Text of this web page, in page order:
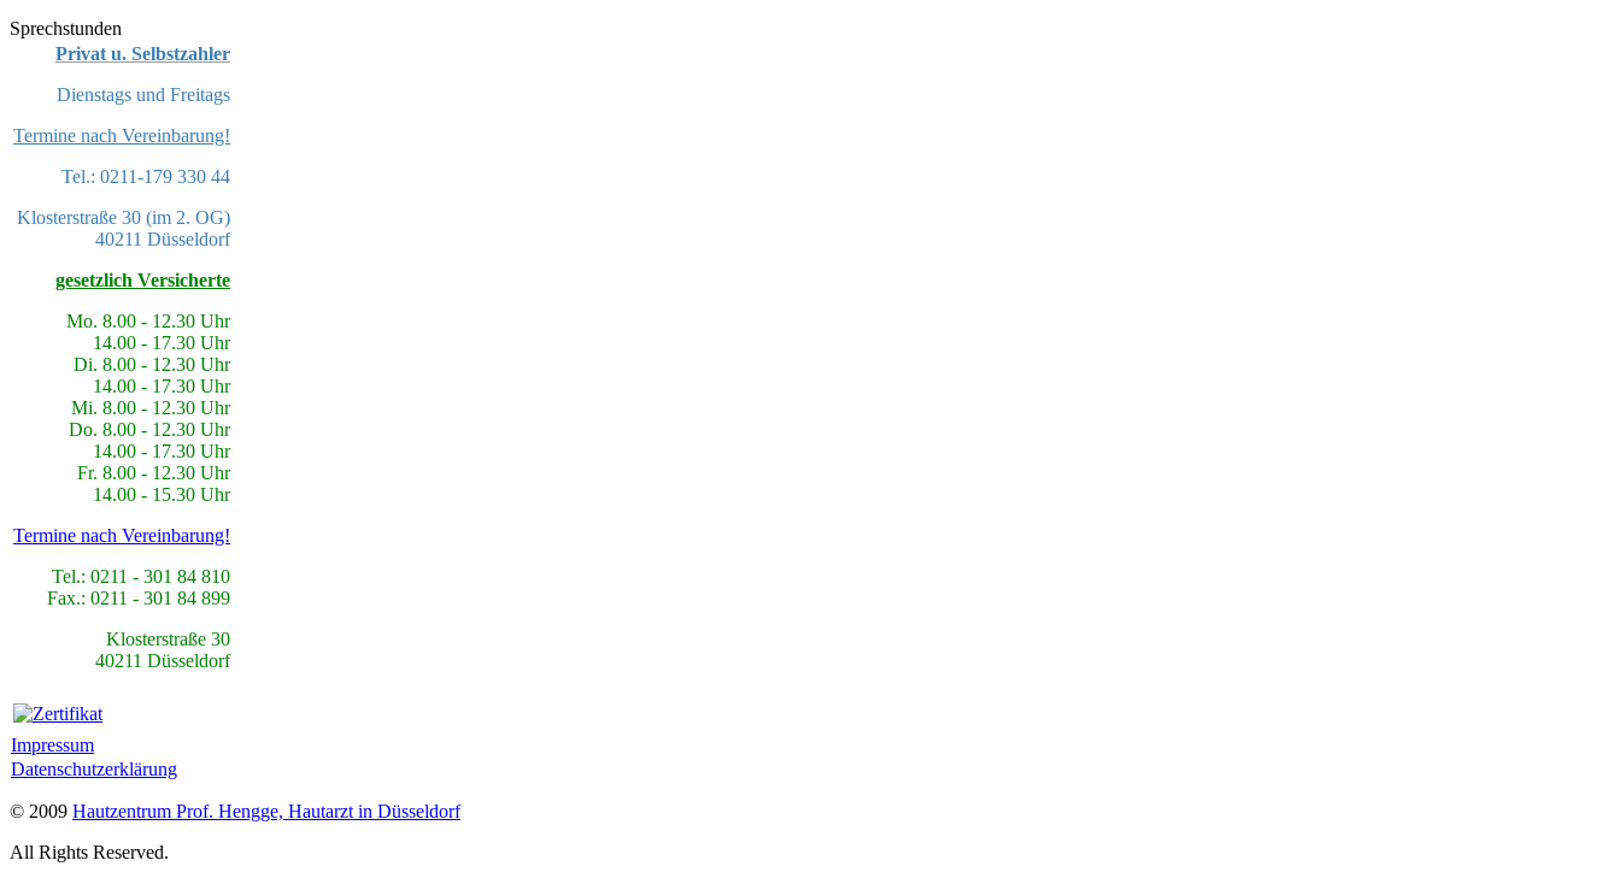
Sprechstunden
Privat u. Selbstzahler
Dienstags und Freitags
Termine nach Vereinbarung!
Tel.: 0211-179 330 44
Klosterstraße 30 (im 2. OG)
40211 Düsseldorf
gesetzlich Versicherte
Mo. 8.00 - 12.30 Uhr
14.00 - 17.30 Uhr
Di. 8.00 - 12.30 Uhr
14.00 - 17.30 Uhr
Mi. 8.00 - 12.30 Uhr
Do. 8.00 - 12.30 Uhr
14.00 - 17.30 Uhr
Fr. 8.00 - 12.30 Uhr
14.00 - 15.30 Uhr
Termine nach Vereinbarung!
Tel.: 0211 - 301 84 810
Fax.: 0211 - 301 84 899
Klosterstraße 30
40211 Düsseldorf
Impressum
Datenschutzerklärung
© 2009 Hautzentrum Prof. Hengge, Hautarzt in Düsseldorf
All Rights Reserved.